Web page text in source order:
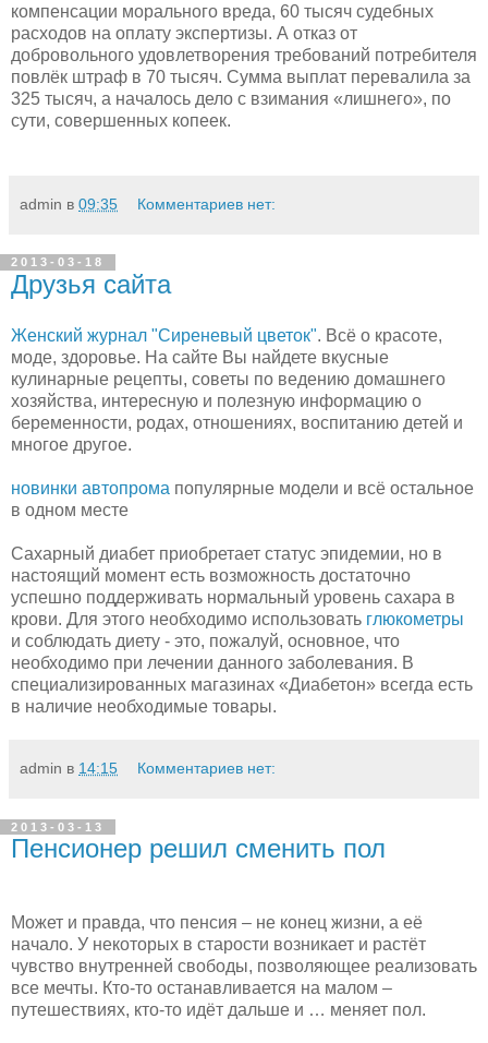
компенсации морального вреда, 60 тысяч судебных
расходов на оплату экспертизы. А отказ от
добровольного удовлетворения требований потребителя
повлёк штраф в 70 тысяч. Сумма выплат перевалила за
325 тысяч, а началось дело с взимания «лишнего», по
сути, совершенных копеек.
admin в 09:35 Комментариев нет:
2013-03-18
Друзья сайта
Женский журнал "Сиреневый цветок". Всё о красоте,
моде, здоровье. На сайте Вы найдете вкусные
кулинарные рецепты, советы по ведению домашнего
хозяйства, интересную и полезную информацию о
беременности, родах, отношениях, воспитанию детей и
многое другое.
новинки автопрома популярные модели и всё остальное
в одном месте
Сахарный диабет приобретает статус эпидемии, но в
настоящий момент есть возможность достаточно
успешно поддерживать нормальный уровень сахара в
крови. Для этого необходимо использовать глюкометры
и соблюдать диету - это, пожалуй, основное, что
необходимо при лечении данного заболевания. В
специализированных магазинах «Диабетон» всегда есть
в наличие необходимые товары.
admin в 14:15 Комментариев нет:
2013-03-13
Пенсионер решил сменить пол
Может и правда, что пенсия – не конец жизни, а её
начало. У некоторых в старости возникает и растёт
чувство внутренней свободы, позволяющее реализовать
все мечты. Кто-то останавливается на малом –
путешествиях, кто-то идёт дальше и … меняет пол.